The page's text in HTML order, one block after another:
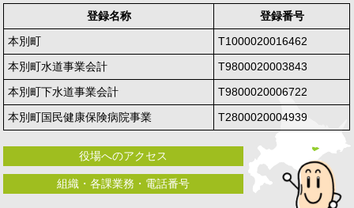
登録名称
登録番号
本別町
T1000020016462
本別町水道事業会計
T9800020003843
本別町下水道事業会計
T9800020006722
本別町国民健康保険病院事業
T2800020004939
役場へのアクセス
組織・各課業務・電話番号